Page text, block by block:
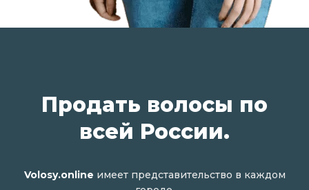
Продать волосы по
всей России.
Volosy.online имеет представительство в каждом